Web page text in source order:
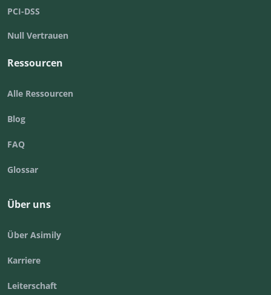
PCI-DSS
Null Vertrauen
Ressourcen
Alle Ressourcen
Blog
FAQ
Glossar
Über uns
Über Asimily
Karriere
Leiterschaft